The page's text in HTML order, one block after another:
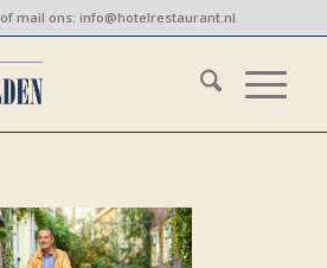
of mail ons:info@hotelrestaurant.nl